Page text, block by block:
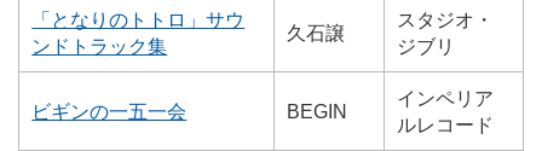
「となりのトトロ」サウ
ンドトラック集
久石譲
スタジオ・
ジブリ
ビギンの一五一会 BEGIN
インペリア
ルレコード